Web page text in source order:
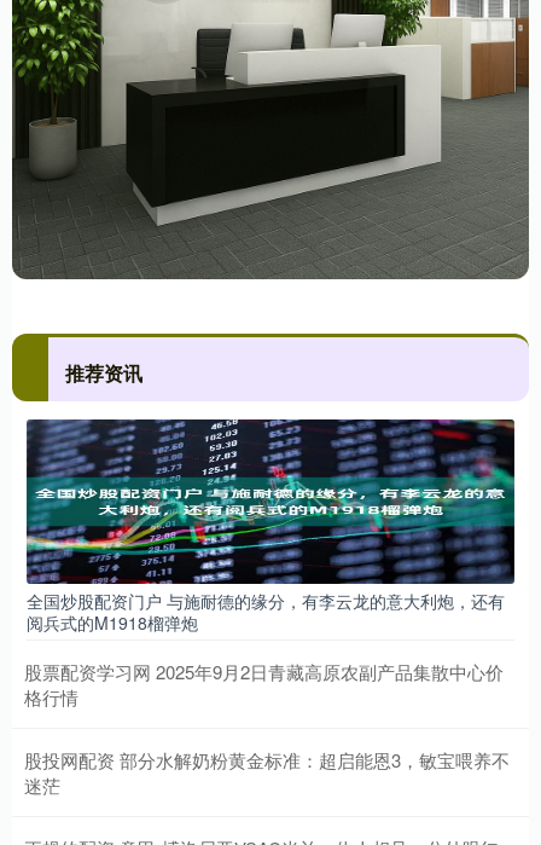
推荐资讯
全国炒股配资门户 与施耐德的缘分，有李云龙的意大利炮，还有
阅兵式的M1918榴弹炮
股票配资学习网 2025年9月2日青藏高原农副产品集散中心价
格行情
股投网配资 部分水解奶粉黄金标准：超启能恩3，敏宝喂养不
迷茫